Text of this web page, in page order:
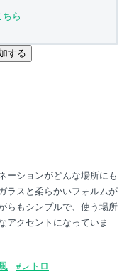
ら
する
ーションがどんな場所にも
ラスと柔らかいフォルムが
らもシンプルで、使う場所
アクセントになっていま
#レトロ